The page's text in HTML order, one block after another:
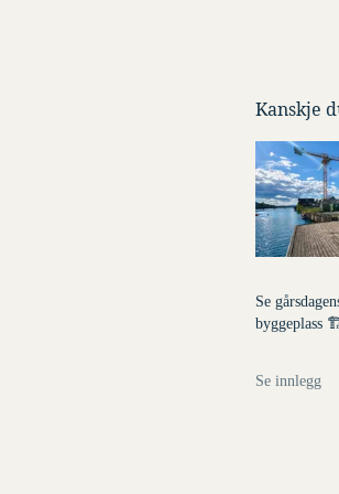
Kanskje
Dette er
Se
byggeplass
Se innlegg